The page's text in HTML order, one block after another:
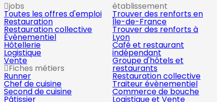
jobs
Toutes les offres d'emploi
Restauration
Restauration collective
Évènementiel
Hôtellerie
Logistique
Vente
Fiches métiers
Runner
Chef de cuisine
Second de cuisine
Pâtissier
établissement
Trouver des renforts en
Île-de-France
Trouver des renforts à
Lyon
Café et restaurant
indépendant
Groupe d'hôtels et
restaurants
Restauration collective
Traiteur évènementiel
Commerce de bouche
Logistique et Vente